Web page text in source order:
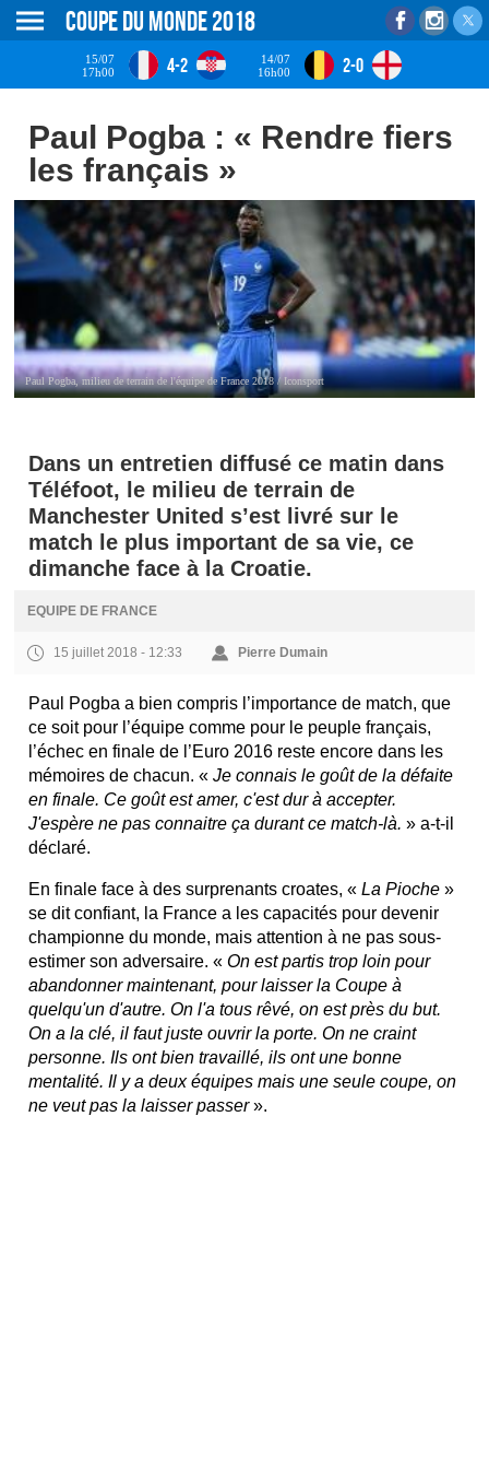
Coupe du monde 2018
15/07
17h00
4-2
14/07
16h00
2-0
Paul Pogba : « Rendre fiers
les français »
Paul Pogba, milieu de terrain de l'équipe de France 2018 / Iconsport
Dans un entretien diffusé ce matin dans
Téléfoot, le milieu de terrain de
Manchester United s’est livré sur le
match le plus important de sa vie, ce
dimanche face à la Croatie.
EQUIPE DE FRANCE
15 juillet 2018 - 12:33 Pierre Dumain
Paul Pogba a bien compris l’importance de match, que
ce soit pour l’équipe comme pour le peuple français,
l’échec en finale de l’Euro 2016 reste encore dans les
mémoires de chacun. «Je connais le goût de la défaite
en finale. Ce goût est amer, c'est dur à accepter.
J'espère ne pas connaitre ça durant ce match-là.» a-t-il
déclaré.
En finale face à des surprenants croates, « La Pioche »
se dit confiant, la France a les capacités pour devenir
championne du monde, mais attention à ne pas sous-
estimer son adversaire. «On est partis trop loin pour
abandonner maintenant, pour laisser la Coupe à
quelqu'un d'autre. On l'a tous rêvé, on est près du but.
On a la clé, il faut juste ouvrir la porte. On ne craint
personne. Ils ont bien travaillé, ils ont une bonne
mentalité. Il y a deux équipes mais une seule coupe, on
ne veut pas la laisser passer».